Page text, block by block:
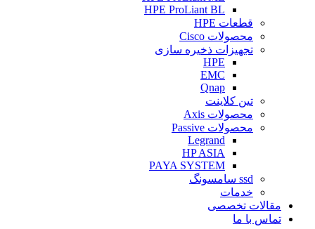
HPE ProLiant BL
قطعات HPE
محصولات Cisco
تجهیزات ذخیره سازی
HPE
EMC
Qnap
تین کلاینت
محصولات Axis
محصولات Passive
Legrand
HP ASIA
PAYA SYSTEM
ssd سامسونگ
خدمات
مقالات تخصصی
تماس با ما